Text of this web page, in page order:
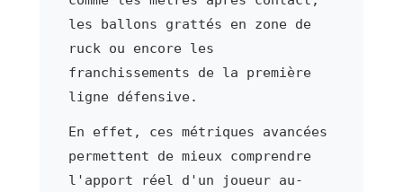
les ballons grattés en zone de
ruck ou encore les
franchissements de la première
ligne défensive.
En effet, ces métriques avancées
permettent de mieux comprendre
l'apport réel d'un joueur au-